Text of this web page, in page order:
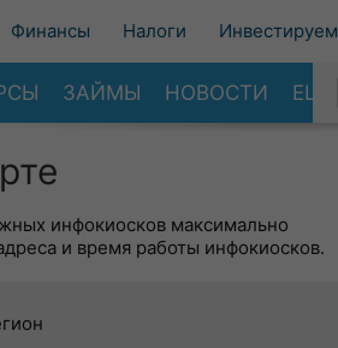
Финансы Налоги Инвестируем
ЗАЙМЫ НОВОСТИ ЕЩЕ
инфокиосков максимально
и время работы инфокиосков.